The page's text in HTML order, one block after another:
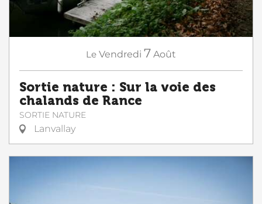
Le Vendredi 7 Août
Sortie nature : Sur la voie des
chalands de Rance
SORTIE NATURE
Lanvallay